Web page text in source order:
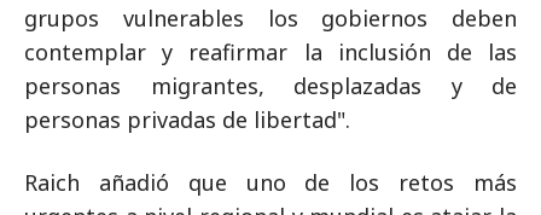
grupos vulnerables los gobiernos deben
contemplar y reafirmar la inclusión de las
personas migrantes, desplazadas y de
personas privadas de libertad".
Raich añadió que uno de los retos más